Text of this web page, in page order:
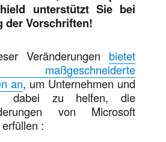
unterstützt Sie bei
der Vorschriften!
Veränderungen bietet
maßgeschneiderte
an, um Unternehmen und
dabei zu helfen, die
von Microsoft
: